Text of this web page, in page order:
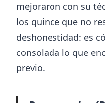
mejoraron con su
los quince que no
deshonestidad: es
consolada lo que
previo.